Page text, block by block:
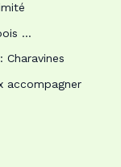
…
Charavines
accompagner